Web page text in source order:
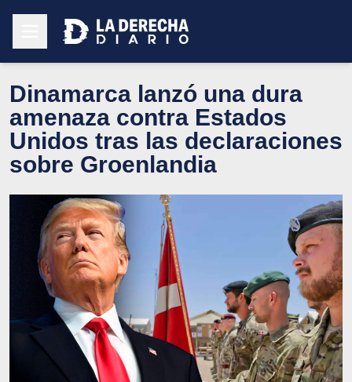
Dinamarca lanzó una dura
amenaza contra Estados
Unidos tras las declaraciones
sobre Groenlandia